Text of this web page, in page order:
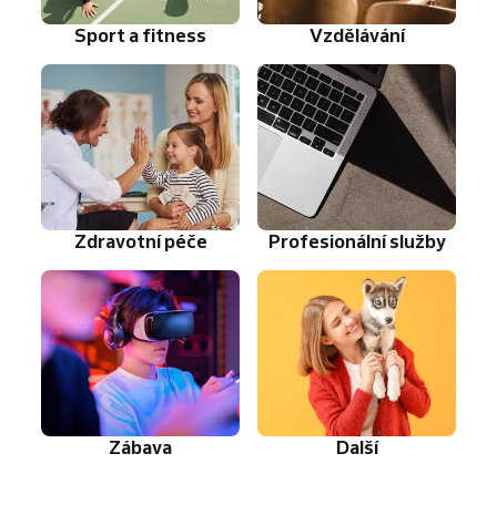
Sport a fitness Vzdělávání
Zdravotní péče Profesionální služby
Zábava Další